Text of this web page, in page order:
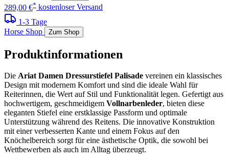
289,00 €* kostenloser Versand
1-3 Tage
Horse Shop
Zum Shop
Produktinformationen
Die Ariat Damen Dressurstiefel Palisade vereinen ein klassisches
Design mit modernem Komfort und sind die ideale Wahl für
Reiterinnen, die Wert auf Stil und Funktionalität legen. Gefertigt aus
hochwertigem, geschmeidigem Vollnarbenleder, bieten diese
eleganten Stiefel eine erstklassige Passform und optimale
Unterstützung während des Reitens. Die innovative Konstruktion
mit einer verbesserten Kante und einem Fokus auf den
Knöchelbereich sorgt für eine ästhetische Optik, die sowohl bei
Wettbewerben als auch im Alltag überzeugt.